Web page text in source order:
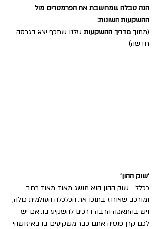
הנה טבלה שמחשבת את הפרמטרים מול
ההשקעות השונות:
(מתוך מדריך ההשקעות שלנו שתכף יצא בגרסה
חדשה)
׳שוק ההון׳
ככלל - שוק ההון הוא מושג מאוד מאוד רחב
ומורכב שאוחז בתוכו את הכלכלה העולמית כולה,
ויש בהתאמה הרבה דרכים להשקיע בו. אם יש
לכם קרן פנסיה אתם כבר משקיעים בו באיזושהי